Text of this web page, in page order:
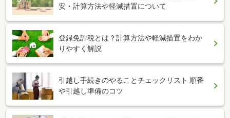
安・計算方法や軽減措置について
登録免許税とは？計算方法や軽減措置をわか
りやすく解説
引越し手続きのやることチェックリスト 順番
や引越し準備のコツ